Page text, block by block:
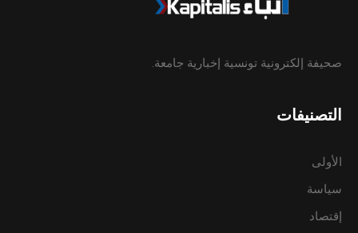
صحيفة إلكترونية تونسية إخبارية جامعة.
التصنيفات
الأولى
سياسة
إقتصاد